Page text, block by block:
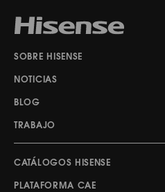
SOBRE HISENSE
NOTICIAS
BLOG
TRABAJO
CATÁLOGOS HISENSE
PLATAFORMA CAE